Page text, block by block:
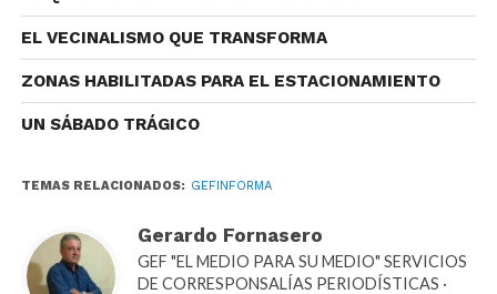
Cabe destacar que, según investigaciones, los
detenidos (35, 34, 32 y 23 años) formarían parte de
las localidades de Bialet Massé y San Roque. A su vez,
“delivery”.
EL VECINALISMO QUE TRANSFORMA
ZONAS HABILITADAS PARA EL ESTACIONAMIENTO
UN SÁBADO TRÁGICO
TEMAS RELACIONADOS: GEFINFORMA
Gerardo Fornasero
GEF "EL MEDIO PARA SU MEDIO" SERVICIOS
DE CORRESPONSALÍAS PERIODÍSTICAS ·